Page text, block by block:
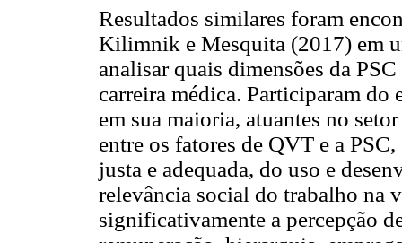
Resultados similares foram
Kilimnik e Mesquita (2017) em
analisar quais dimensões da
carreira médica. Participaram
em sua maioria, atuantes no
entre os fatores de QVT e a
justa e adequada, do uso e
relevância social do trabalho na
significativamente a percepção